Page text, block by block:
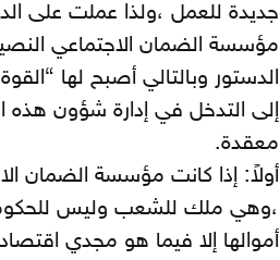
جديدة للعمل ،ولذا عملت على
مؤسسة الضمان الاجتماعي
الدستور وبالتالي أصبح لها
إلى التدخل في إدارة شؤون
معقدة.
أولاً: إذا كانت مؤسسة الضمان
،وهي ملك للشعب وليس
أموالها إلا فيما هو مجدي